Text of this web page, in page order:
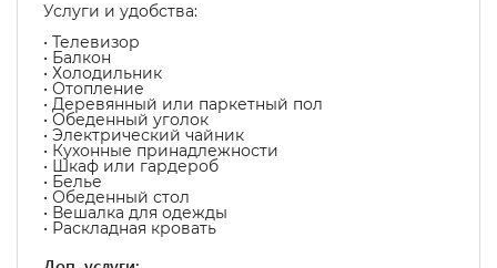
Услуги и удобства: ​
• Телевизор
• Балкон
• Холодильник
• Отопление
• Деревянный или паркетный пол
• Обеденный уголок
• Электрический чайник
• Кухонные принадлежности
• Шкаф или гардероб
• Белье
• Обеденный стол
• Вешалка для одежды
• Раскладная кровать